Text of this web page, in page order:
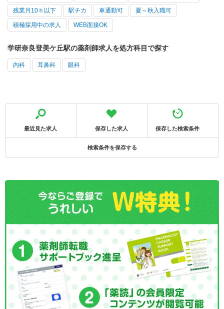
残業月10ｈ以下 駅チカ 車通勤可 夏～秋入職可
積極採用中の求人 WEB面接OK
学研奈良登美ケ丘駅の薬剤師求人を処方科目で探す
内科 耳鼻科 眼科
最近見た求人 保存した求人 保存した検索条件
検索条件を保存する